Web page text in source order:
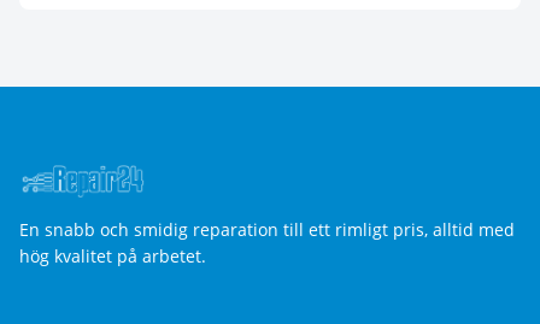
En snabb och smidig reparation till ett rimligt pris, alltid med
hög kvalitet på arbetet.